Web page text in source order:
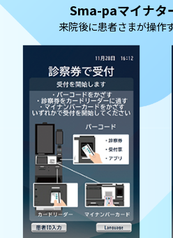
Sma-paマイナタ
来院後に患者さまが操作